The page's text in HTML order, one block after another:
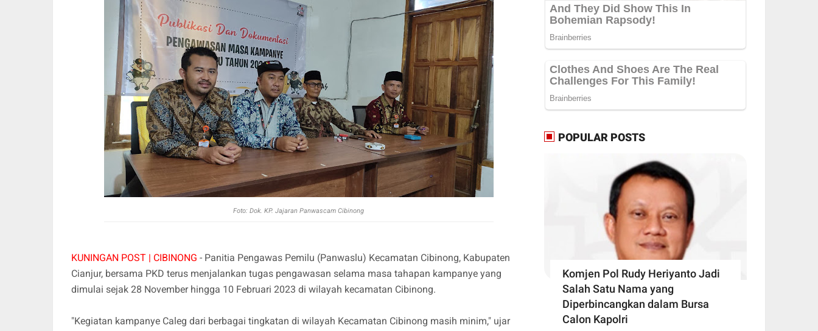
Foto: Dok. KP. Jajaran Panwascam Cibinong
KUNINGAN POST | CIBINONG - Panitia Pengawas Pemilu (Panwaslu) Kecamatan Cibinong, Kabupaten
Cianjur, bersama PKD terus menjalankan tugas pengawasan selama masa tahapan kampanye yang
dimulai sejak 28 November hingga 10 Februari 2023 di wilayah kecamatan Cibinong.
"Kegiatan kampanye Caleg dari berbagai tingkatan di wilayah Kecamatan Cibinong masih minim," ujar
POPULAR POSTS
Komjen Pol Rudy Heriyanto Jadi
Salah Satu Nama yang
Diperbincangkan dalam Bursa
Calon Kapolri